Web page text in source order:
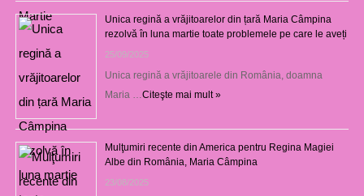
Unica regină a vrăjitoarelor din țară Maria Câmpina
rezolvă în luna martie toate problemele pe care le aveți
25/09/2025
Unica regină a vrăjitoarele din România, doamna
Maria … Citeşte mai mult »
Mulţumiri recente din America pentru Regina Magiei
Albe din România, Maria Câmpina
23/08/2025